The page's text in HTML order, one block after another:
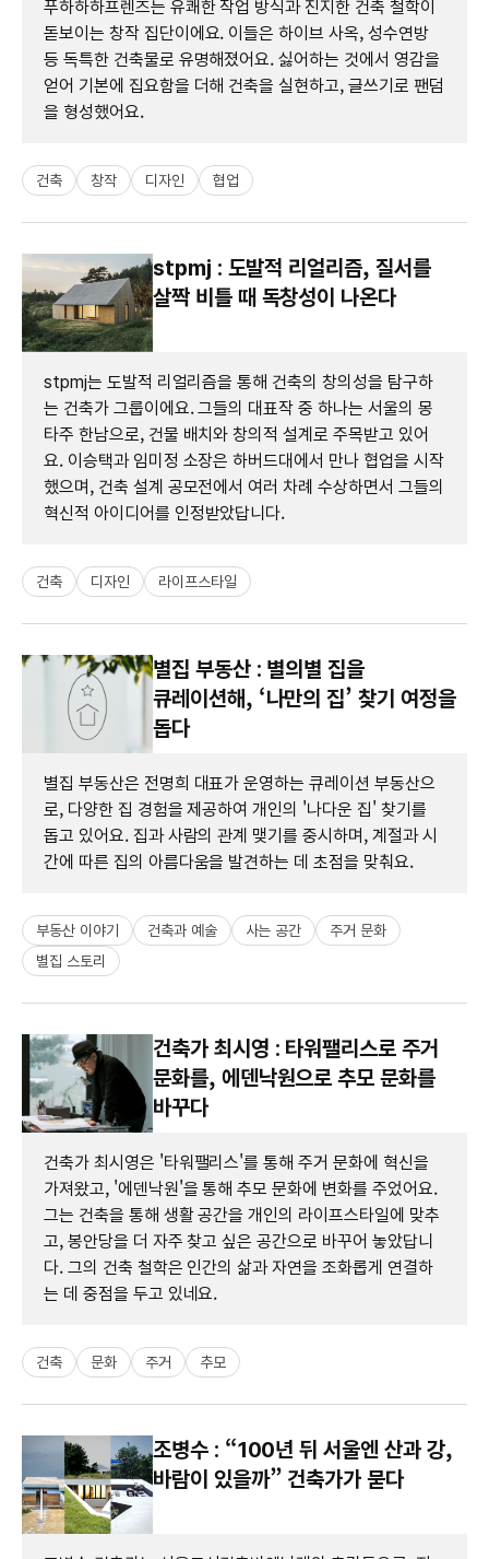
푸하하하프렌즈는 유쾌한 작업 방식과 진지한 건축 철학이
돋보이는 창작 집단이에요. 이들은 하이브 사옥, 성수연방
등 독특한 건축물로 유명해졌어요. 싫어하는 것에서 영감을
얻어 기본에 집요함을 더해 건축을 실현하고, 글쓰기로 팬덤
을 형성했어요.
건축 창작 디자인 협업
stpmj : 도발적 리얼리즘, 질서를
살짝 비틀 때 독창성이 나온다
stpmj는 도발적 리얼리즘을 통해 건축의 창의성을 탐구하
는 건축가 그룹이에요. 그들의 대표작 중 하나는 서울의 몽
타주 한남으로, 건물 배치와 창의적 설계로 주목받고 있어
요. 이승택과 임미정 소장은 하버드대에서 만나 협업을 시작
했으며, 건축 설계 공모전에서 여러 차례 수상하면서 그들의
혁신적 아이디어를 인정받았답니다.
건축 디자인 라이프스타일
별집 부동산 : 별의별 집을
큐레이션해, ‘나만의 집’ 찾기 여정을
돕다
별집 부동산은 전명희 대표가 운영하는 큐레이션 부동산으
로, 다양한 집 경험을 제공하여 개인의 '나다운 집' 찾기를
돕고 있어요. 집과 사람의 관계 맺기를 중시하며, 계절과 시
간에 따른 집의 아름다움을 발견하는 데 초점을 맞춰요.
부동산 이야기 건축과 예술 사는 공간
주거 문화
별집 스토리
건축가 최시영 : 타워팰리스로 주거
문화를, 에덴낙원으로 추모 문화를
바꾸다
건축가 최시영은 '타워팰리스'를 통해 주거 문화에 혁신을
가져왔고, '에덴낙원'을 통해 추모 문화에 변화를 주었어요.
그는 건축을 통해 생활 공간을 개인의 라이프스타일에 맞추
고, 봉안당을 더 자주 찾고 싶은 공간으로 바꾸어 놓았답니
다. 그의 건축 철학은 인간의 삶과 자연을 조화롭게 연결하
는 데 중점을 두고 있네요.
건축 문화 주거 추모
조병수 : “100년 뒤 서울엔 산과 강,
바람이 있을까” 건축가가 묻다